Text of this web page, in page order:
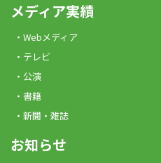
メディア実績
Webメディア
テレビ
公演
書籍
新聞・雑誌
お知らせ